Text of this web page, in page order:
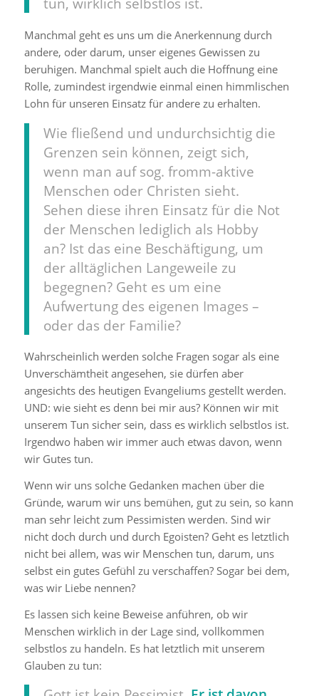
Manchmal geht es uns um die Anerkennung durch
andere, oder darum, unser eigenes Gewissen zu
beruhigen. Manchmal spielt auch die Hoffnung eine
Rolle, zumindest irgendwie einmal einen himmlischen
Lohn für unseren Einsatz für andere zu erhalten.
Wie fließend und undurchsichtig die
Grenzen sein können, zeigt sich,
wenn man auf sog. fromm-aktive
Menschen oder Christen sieht.
Sehen diese ihren Einsatz für die Not
der Menschen lediglich als Hobby
an? Ist das eine Beschäftigung, um
der alltäglichen Langeweile zu
begegnen? Geht es um eine
Aufwertung des eigenen Images –
oder das der Familie?
Wahrscheinlich werden solche Fragen sogar als eine
Unverschämtheit angesehen, sie dürfen aber
angesichts des heutigen Evangeliums gestellt werden.
UND: wie sieht es denn bei mir aus? Können wir mit
unserem Tun sicher sein, dass es wirklich selbstlos ist.
Irgendwo haben wir immer auch etwas davon, wenn
wir Gutes tun.
Wenn wir uns solche Gedanken machen über die
Gründe, warum wir uns bemühen, gut zu sein, so kann
man sehr leicht zum Pessimisten werden. Sind wir
nicht doch durch und durch Egoisten? Geht es letztlich
nicht bei allem, was wir Menschen tun, darum, uns
selbst ein gutes Gefühl zu verschaffen? Sogar bei dem,
was wir Liebe nennen?
Es lassen sich keine Beweise anführen, ob wir
Menschen wirklich in der Lage sind, vollkommen
selbstlos zu handeln. Es hat letztlich mit unserem
Glauben zu tun: